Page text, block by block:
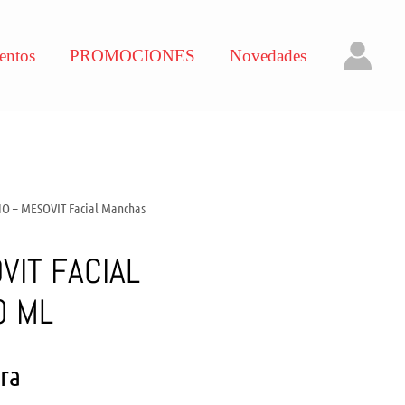
PROMOCIONES Novedades
– MESOVIT Facial Manchas
FACIAL
ML